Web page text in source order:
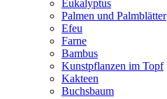
Eukalyptus
Palmen und Palmblätter
Efeu
Farne
Bambus
Kunstpflanzen im Topf
Kakteen
Buchsbaum